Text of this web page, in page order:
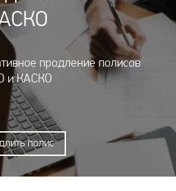
продление полисов
и КАСКО
полис